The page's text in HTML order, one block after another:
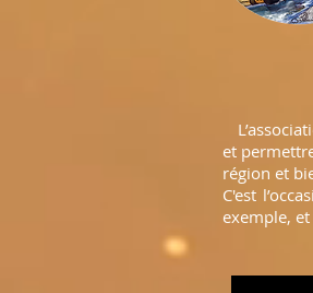
et
région et
C'est
exemple,